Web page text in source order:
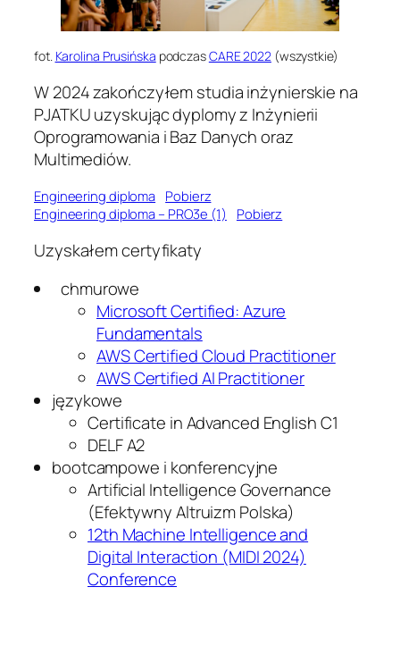
fot. Karolina Prusińska podczasCARE 2022(wszystkie)
W 2024 zakończyłem studia inżynierskie na
PJATKU uzyskując dyplomy z Inżynierii
Oprogramowania i Baz Danych oraz
Multimediów.
Engineering diploma Pobierz
Engineering diploma – PRO3e (1)
Pobierz
Uzyskałem certyfikaty
chmurowe
Microsoft Certified: Azure
Fundamentals
AWS Certified Cloud Practitioner
AWS Certified AI Practitioner
językowe
Certificate in Advanced English C1
DELF A2
bootcampowe i konferencyjne
Artificial Intelligence Governance
(Efektywny Altruizm Polska)
12th Machine Intelligence and
Digital Interaction (MIDI 2024)
Conference